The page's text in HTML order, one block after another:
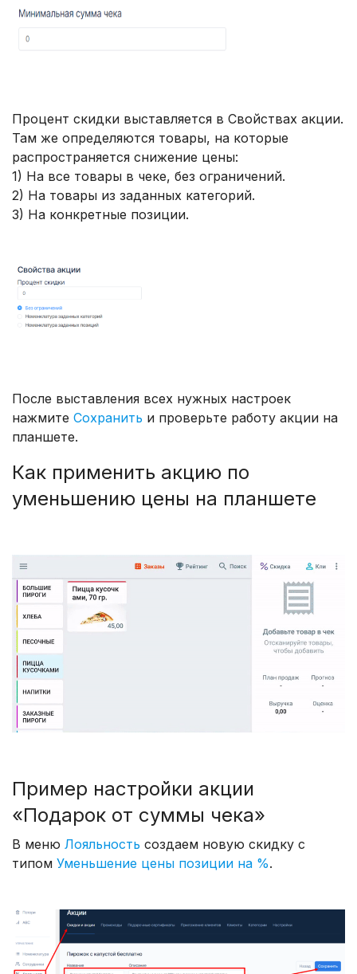
Процент скидки выставляется в Свойствах акции.
Там же определяются товары, на которые
распространяется снижение цены:
1) На все товары в чеке, без ограничений.
2) На товары из заданных категорий.
3) На конкретные позиции.
После выставления всех нужных настроек
нажмите Сохранить и проверьте работу акции на
планшете.
Как применить акцию по
уменьшению цены на планшете
Пример настройки акции
«Подарок от суммы чека»
В меню Лояльность создаем новую скидку с
типом Уменьшение цены позиции на %.